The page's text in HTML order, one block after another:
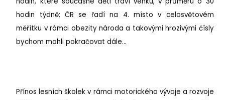
hodin týdně; ČR se řadí na 4. místo v celosvětovém
měřítku v rámci obezity národa a takovými hrozivými čísly
bychom mohli pokračovat dále…
Přínos lesních školek v rámci motorického vývoje a rozvoje